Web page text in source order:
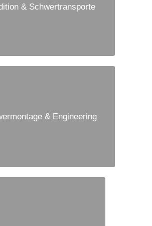
& Schwertransporte
& Engineering